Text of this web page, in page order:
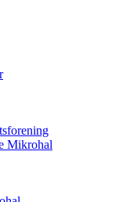
Mikrohal